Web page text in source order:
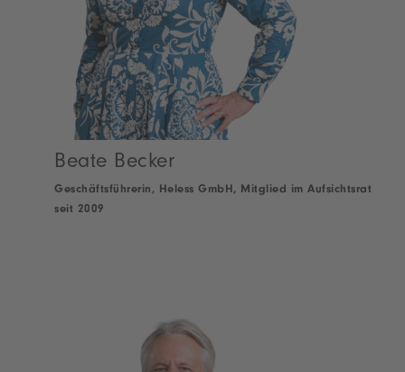
Beate Becker
Geschäftsführerin, Heless GmbH, Mitglied im Aufsichtsrat
seit 2009